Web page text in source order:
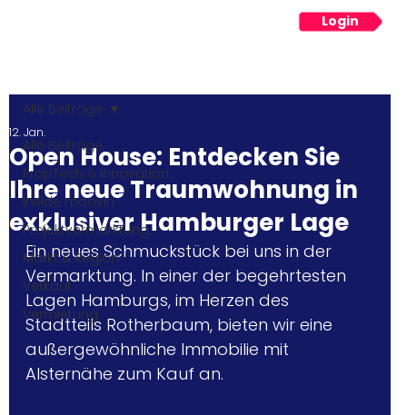
Login
Alle Beiträge
PropTech & Innovation
Inside moovin
Projektvermarktung
Markt & Region
Verkauf
Vermietung
Alle Beiträge
Open House: Entdecken Sie
Ihre neue Traumwohnung in
exklusiver Hamburger Lage
12. Jan.
Ein neues Schmuckstück bei uns in der
Vermarktung. In einer der begehrtesten
Lagen Hamburgs, im Herzen des
Stadtteils Rotherbaum, bieten wir eine
außergewöhnliche Immobilie mit
Alsternähe zum Kauf an.